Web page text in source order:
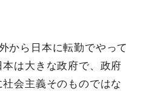
から日本に転勤でやって
は大きな政府で、政府
会主義そのものではな